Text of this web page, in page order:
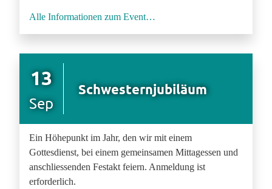
Alle Informationen zum Event…
13
Sep
Schwesternjubiläum
Ein Höhepunkt im Jahr, den wir mit einem
Gottesdienst, bei einem gemeinsamen Mittagessen und
anschliessenden Festakt feiern. Anmeldung ist
erforderlich.